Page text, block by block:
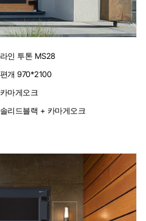
라인 투톤 MS28
편개 970*2100
카마게오크
솔리드블랙 + 카마게오크